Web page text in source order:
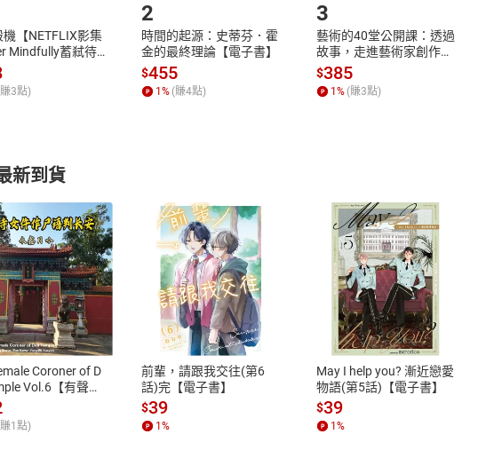
付款方式
轉帳、信用卡、LINE PAY、AFTEE
退換貨規範
本店是否提供消費者保護法七日猶
之權利，遽消費者保護法及通訊交
除權合理例外情事適用準則，依商
質各有不同規定。詳細退換貨說明
照各商品說明。
機【NETFLIX影集
Mindfully蓄弒待
子書】
3點)
2
時間的起源：史蒂芬．霍
金的最終理論【電子書】
$455
1% (賺4點)
3
藝術的40堂公開課：透過
故事，走進藝術家創作現
場，看藝術如何誕生、如
何形塑人類生活【電子
書】
$385
1% (賺3點)
新到貨
Coroner of D
Vol.6【有聲
1 點)
前輩，請跟我交往(第6
話)完【電子書】
$39
1 %
May I help you? 漸近戀愛
物語(第5話)【電子書】
$39
1 %